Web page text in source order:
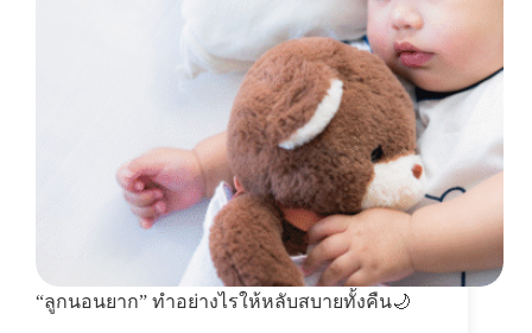
“ลูกนอนยาก” ทำอย่างไรให้หลับสบายทั้งคืน🌙